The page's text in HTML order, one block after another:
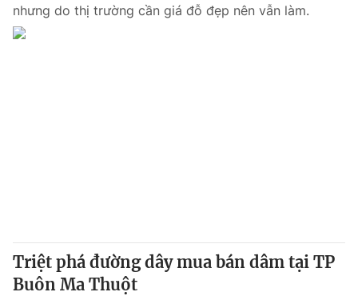
Tổng Biên tập:Vũ Thanh Thủy
Phó Tổng Biên tập:Nguyễn Thị Mỹ Hạnh, Phạm Quốc Thắng,
Nguyễn Trọng Ninh
nhưng do thị trường cần giá đỗ đẹp nên vẫn làm.
Triệt phá đường dây mua bán dâm tại TP
Buôn Ma Thuột